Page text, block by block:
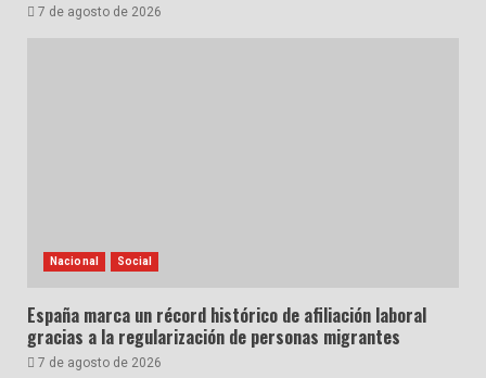
7 de agosto de 2026
Nacional Social
España marca un récord histórico de afiliación laboral
gracias a la regularización de personas migrantes
7 de agosto de 2026